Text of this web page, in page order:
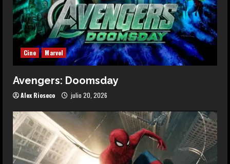
Cine Marvel
Avengers: Doomsday
Alex Rioseco julio 20, 2026